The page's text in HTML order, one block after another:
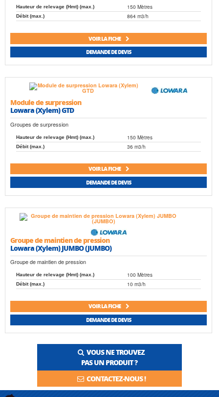
Hauteur de relevage (Hmt) (max.) 150 Mètres
Débit (max.) 864 m3/h
VOIR LA FICHE
DEMANDE DE DEVIS
Module de surpression
Lowara (Xylem) GTD
Groupes de surpression
Hauteur de relevage (Hmt) (max.) 150 Mètres
Débit (max.) 36 m3/h
VOIR LA FICHE
DEMANDE DE DEVIS
Groupe de maintien de pression
Lowara (Xylem) JUMBO (JUMBO)
Groupe de maintien de pression
Hauteur de relevage (Hmt) (max.) 100 Mètres
Débit (max.) 10 m3/h
VOIR LA FICHE
DEMANDE DE DEVIS
VOUS NE TROUVEZ
PAS UN PRODUIT ?
CONTACTEZ-NOUS !